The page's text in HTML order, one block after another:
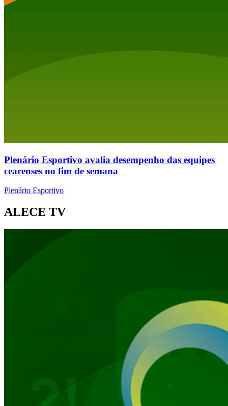
Plenário Esportivo avalia desempenho das equipes
cearenses no fim de semana
Plenário Esportivo
ALECE TV